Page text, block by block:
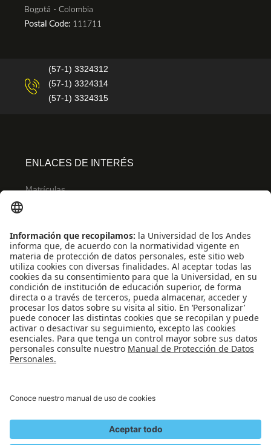
Bogotá - Colombia
Postal Code: 111711
(57-1) 3324312
(57-1) 3324314
(57-1) 3324315
ENLACES DE INTERÉS
Matrículas
Biblioteca
Eventos
Educación continua
SCOPUS
Decanatura de Estudiantes
WEB OF SCIENCE